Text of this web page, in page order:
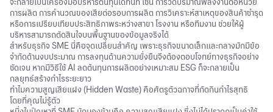
การผลิต การคำนวณของเสียต่อรอบการผลิต การวิเคราะห์สาเหตุของสินค้าชำรุด
หรือการเปรียบเทียบประสิทธิภาพระหว่างสาขา โรงงาน หรือทีมงาน ช่วยให้ผู้
บริหารสามารถตัดสินใจบนพื้นฐานของข้อมูลจริงได้
สำหรับธุรกิจ SME นี่คือจุดเปลี่ยนสำคัญ เพราะธุรกิจขนาดเล็กและกลางมักมีข้อ
จำกัดด้านงบประมาณ การลงทุนด้านความยั่งยืนจึงต้องตอบโจทย์ทางธุรกิจอย่าง
ชัดเจน หากมีวิธีใช้ AI ลดต้นทุนการผลิตอย่างเหมาะสม ESG ก็จะกลายเป็น
กลยุทธ์สร้างกำไรระยะยาว
ทำไมความสูญเสียแฝง (Hidden Waste) คือศัตรูตัวฉกาจที่กัดกินกำไรสุทธิ
โดยที่คุณไม่รู้ตัว